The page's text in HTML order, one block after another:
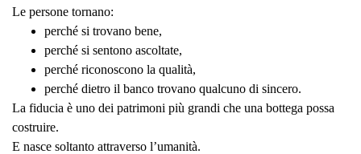
Le persone tornano:
perché si trovano bene,
perché si sentono ascoltate,
perché riconoscono la qualità,
perché dietro il banco trovano qualcuno di sincero.
La fiducia è uno dei patrimoni più grandi che una bottega possa
costruire.
E nasce soltanto attraverso l’umanità.